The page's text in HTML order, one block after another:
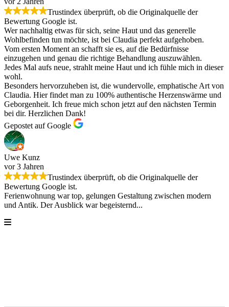
Trustindex überprüft, ob die Originalquelle der
Bewertung Google ist.
Wer nachhaltig etwas für sich, seine Haut und das generelle
Wohlbefinden tun möchte, ist bei Claudia perfekt aufgehoben.
Vom ersten Moment an schafft sie es, auf die Bedürfnisse
einzugehen und genau die richtige Behandlung auszuwählen.
Jedes Mal aufs neue, strahlt meine Haut und ich fühle mich in dieser
wohl.
Besonders hervorzuheben ist, die wundervolle, emphatische Art von
Claudia. Hier findet man zu 100% authentische Herzenswärme und
Geborgenheit. Ich freue mich schon jetzt auf den nächsten Termin
bei dir. Herzlichen Dank!
Gepostet auf Google
Uwe Kunz
vor 3 Jahren
Trustindex überprüft, ob die Originalquelle der
Bewertung Google ist.
Ferienwohnung war top, gelungen Gestaltung zwischen modern
und Antik. Der Ausblick war begeisternd...